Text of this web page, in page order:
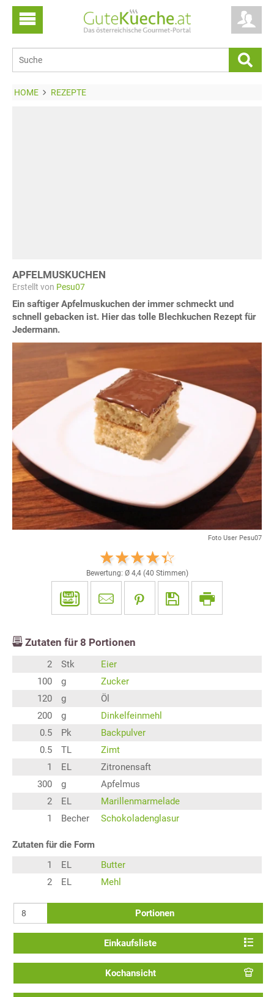
HOME REZEPTE
APFELMUSKUCHEN
Erstellt von Pesu07
Ein saftiger Apfelmuskuchen der immer schmeckt und
schnell gebacken ist. Hier das tolle Blechkuchen Rezept für
Jedermann.
Foto User Pesu07
Bewertung: Ø 4,4(40 Stimmen)
Zutaten für 8 Portionen
2 Stk
Eier
100
g
Zucker
120
g
Öl
200
g
Dinkelfeinmehl
0.5
Pk
Backpulver
0.5
TL
Zimt
1
EL
Zitronensaft
300
g
Apfelmus
2
EL
Marillenmarmelade
1
Becher Schokoladenglasur
Zutaten für die Form
1
EL
Butter
2
EL Mehl
Portionen
Einkaufsliste
Kochansicht